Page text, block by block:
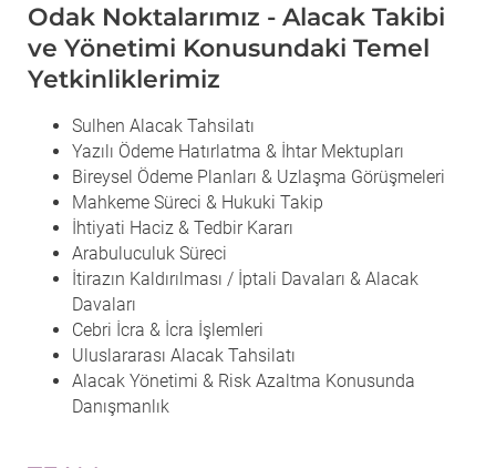
Odak Noktalarımız - Alacak Takibi
ve Yönetimi Konusundaki Temel
Yetkinliklerimiz
Sulhen Alacak Tahsilatı
Yazılı Ödeme Hatırlatma & İhtar Mektupları
Bireysel Ödeme Planları & Uzlaşma Görüşmeleri
Mahkeme Süreci & Hukuki Takip
İhtiyati Haciz & Tedbir Kararı
Arabuluculuk Süreci
İtirazın Kaldırılması / İptali Davaları & Alacak
Davaları
Cebri İcra & İcra İşlemleri
Uluslararası Alacak Tahsilatı
Alacak Yönetimi & Risk Azaltma Konusunda
Danışmanlık